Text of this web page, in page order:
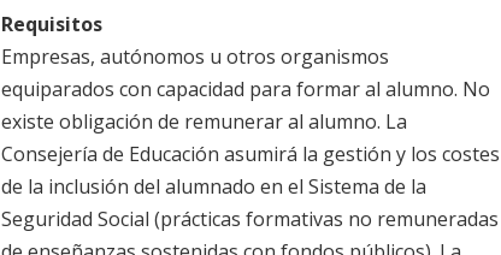
Requisitos
Empresas, autónomos u otros organismos
equiparados con capacidad para formar al alumno. No
existe obligación de remunerar al alumno. La
Consejería de Educación asumirá la gestión y los costes
de la inclusión del alumnado en el Sistema de la
Seguridad Social (prácticas formativas no remuneradas